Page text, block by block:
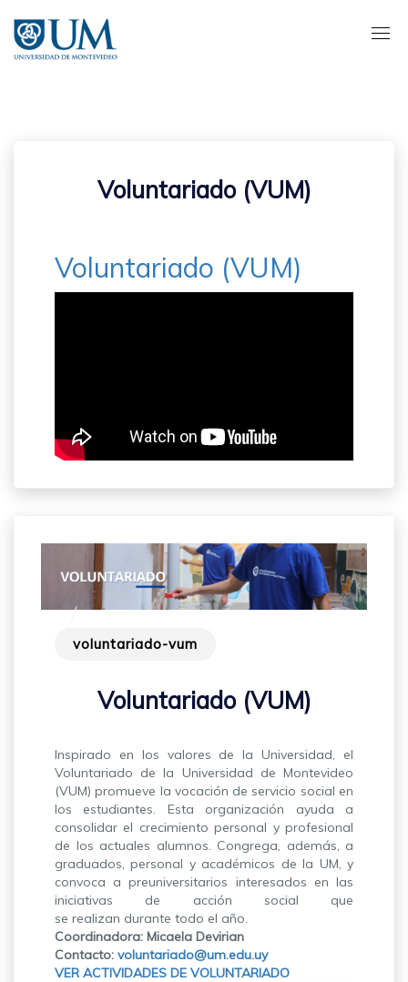
contenido
principal
Voluntariado (VUM)
Voluntariado (VUM)
voluntariado-vum
Voluntariado (VUM)
Inspirado en los valores de la Universidad, el
Voluntariado de la Universidad de Montevideo
(VUM) promueve la vocación de servicio social en
los estudiantes. Esta organización ayuda a
consolidar el crecimiento personal y profesional
de los actuales alumnos. Congrega, además, a
graduados, personal y académicos de la UM, y
convoca a preuniversitarios interesados en las
iniciativas de acción social que
se realizan durante todo el año.
Coordinadora: Micaela Devirian
Contacto: voluntariado@um.edu.uy
VER ACTIVIDADES DE VOLUNTARIADO